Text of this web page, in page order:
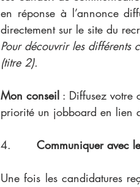
en réponse à l’annonce
directement sur le site du
Pour découvrir les différents
(titre 2).
Mon conseil : Diffusez votre
priorité un jobboard en lien
4.
Communiquer avec
Une fois les candidatures